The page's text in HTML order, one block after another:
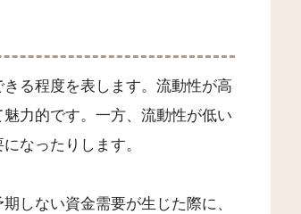
る程度を表します。流動性が高
力的です。一方、流動性が低い
なったりします。
しない資金需要が生じた際に、